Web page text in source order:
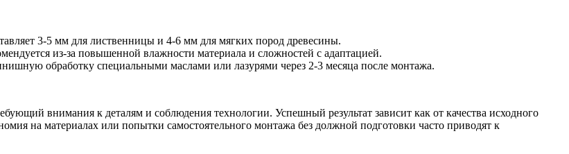
3-5 мм для лиственницы и 4-6 мм для мягких пород древесины.
из-за повышенной влажности материала и сложностей с адаптацией.
обработку специальными маслами или лазурями через 2-3 месяца после монтажа.
внимания к деталям и соблюдения технологии. Успешный результат зависит как от качества исходного
на материалах или попытки самостоятельного монтажа без должной подготовки часто приводят к